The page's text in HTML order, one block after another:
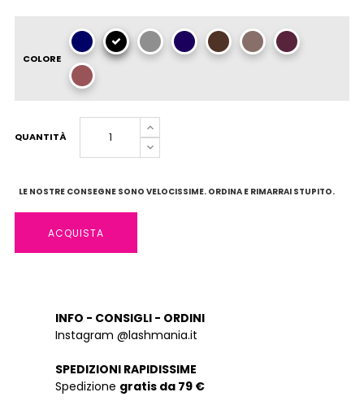
COLORE
QUANTITÀ
LE NOSTRE CONSEGNE SONO VELOCISSIME. ORDINA E RIMARRAI STUPITO.
ACQUISTA
INFO - CONSIGLI - ORDINI
Instagram @lashmania.it
SPEDIZIONI RAPIDISSIME
Spedizione gratis da 79 €